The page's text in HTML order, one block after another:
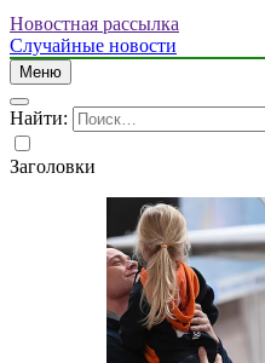
Новостная рассылка
Случайные новости
Меню
Найти:
Заголовки